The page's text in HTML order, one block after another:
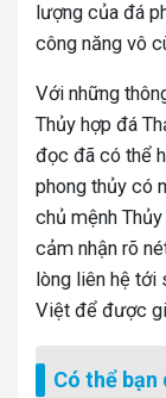
lượng của đá
công năng vô
Với những
Thủy hợp đá
đọc đã có thể
phong thủy có
chủ mệnh
cảm nhận rõ
lòng liên hệ tới
Việt để được
Có thể bạn